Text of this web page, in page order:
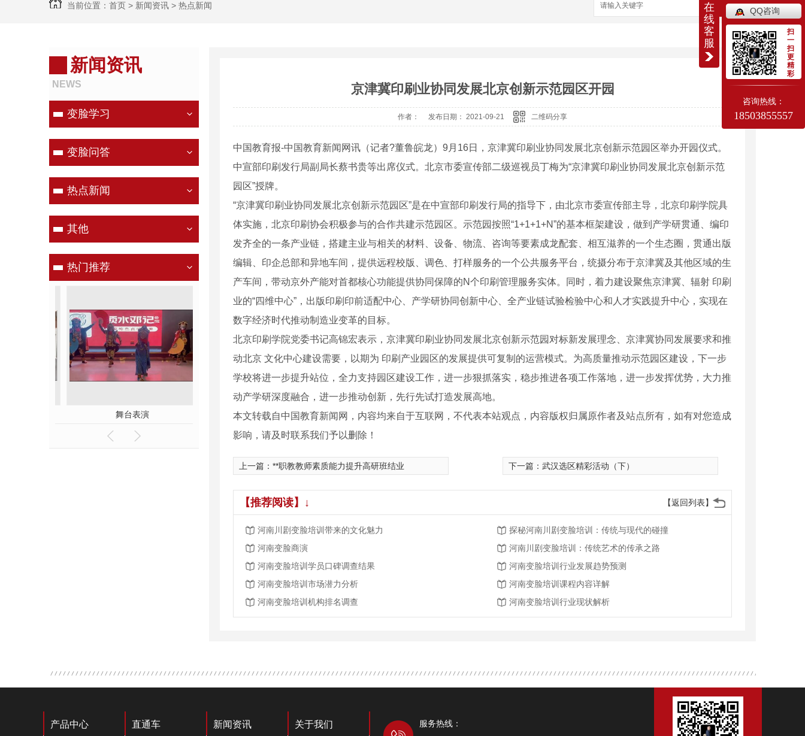
当前位置： 首页 > 新闻资讯 > 热点新闻 搜索
新闻资讯
NEWS
变脸学习
变脸问答
热点新闻
其他
热门推荐
舞台表演 国粹文化 薪火相传
京津冀印刷业协同发展北京创新示范园区开园
作者： 发布日期： 2021-09-21 二维码分享
中国教育报-中国教育新闻网讯（记者?董鲁皖龙）9月16日，京津冀印刷业协同发展北京创新示范园区举办开园仪式。
中宣部印刷发行局副局长蔡书贵等出席仪式。北京市委宣传部二级巡视员丁梅为“京津冀印刷业协同发展北京创新示范
园区”授牌。
“京津冀印刷业协同发展北京创新示范园区”是在中宣部印刷发行局的指导下，由北京市委宣传部主导，北京印刷学院具
体实施，北京印刷协会积极参与的合作共建示范园区。示范园按照“1+1+1+N”的基本框架建设，做到产学研贯通、编印
发齐全的一条产业链，搭建主业与相关的材料、设备、物流、咨询等要素成龙配套、相互滋养的一个生态圈，贯通出版
编辑、印企总部和异地车间，提供远程校版、调色、打样服务的一个公共服务平台，统摄分布于京津冀及其他区域的生
产车间，带动京外产能对首都核心功能提供协同保障的N个印刷管理服务实体。同时，着力建设聚焦京津冀、辐射 印刷
业的“四维中心”，出版印刷印前适配中心、产学研协同创新中心、全产业链试验检验中心和人才实践提升中心，实现在
数字经济时代推动制造业变革的目标。
北京印刷学院党委书记高锦宏表示，京津冀印刷业协同发展北京创新示范园对标新发展理念、京津冀协同发展要求和推
动北京 文化中心建设需要，以期为 印刷产业园区的发展提供可复制的运营模式。为高质量推动示范园区建设，下一步
学校将进一步提升站位，全力支持园区建设工作，进一步狠抓落实，稳步推进各项工作落地，进一步发挥优势，大力推
动产学研深度融合，进一步推动创新，先行先试打造发展高地。
本文转载自中国教育新闻网，内容均来自于互联网，不代表本站观点，内容版权归属原作者及站点所有，如有对您造成
影响，请及时联系我们予以删除！
上一篇： **职教教师素质能力提升高研班结业 下一篇： 武汉选区精彩活动（下）
【返回列表】
【推荐阅读】↓
河南川剧变脸培训带来的文化魅力
探秘河南川剧变脸培训：传统与现代的碰撞
河南变脸商演
河南川剧变脸培训：传统艺术的传承之路
河南变脸培训学员口碑调查结果
河南变脸培训行业发展趋势预测
河南变脸培训市场潜力分析
河南变脸培训课程内容详解
河南变脸培训机构排名调查
河南变脸培训行业现状解析
产品中心 直通车 新闻资讯 关于我们 服务热线：
在
线
客
服
QQ咨询
扫
一
扫
更
精
彩
咨询热线：
18503855557